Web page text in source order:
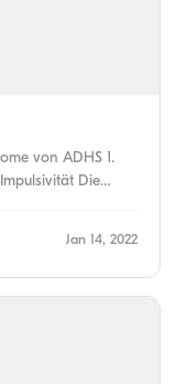
von ADHS 1.
Die…
Jan 14, 2022